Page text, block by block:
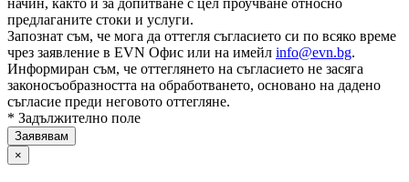
начин, както и за допитване с цел проучване относно
предлаганите стоки и услуги.
Запознат съм, че мога да оттегля съгласието си по всяко време
чрез заявление в EVN Офис или на имейл info@evn.bg.
Информиран съм, че оттеглянето на съгласието не засяга
законосъобразността на обработването, основано на дадено
съгласие преди неговото оттегляне.
* Задължително поле
×